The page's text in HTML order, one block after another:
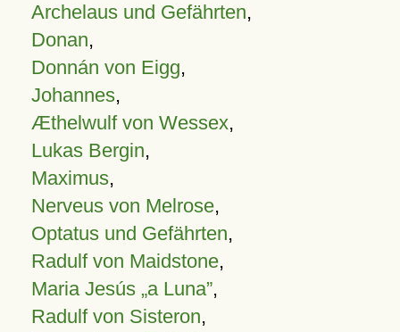
Archelaus und Gefährten,
Donan,
Donnán von Eigg,
Johannes,
Æthelwulf von Wessex,
Lukas Bergin,
Maximus,
Nerveus von Melrose,
Optatus und Gefährten,
Radulf von Maidstone,
Maria Jesús „a Luna”,
Radulf von Sisteron,